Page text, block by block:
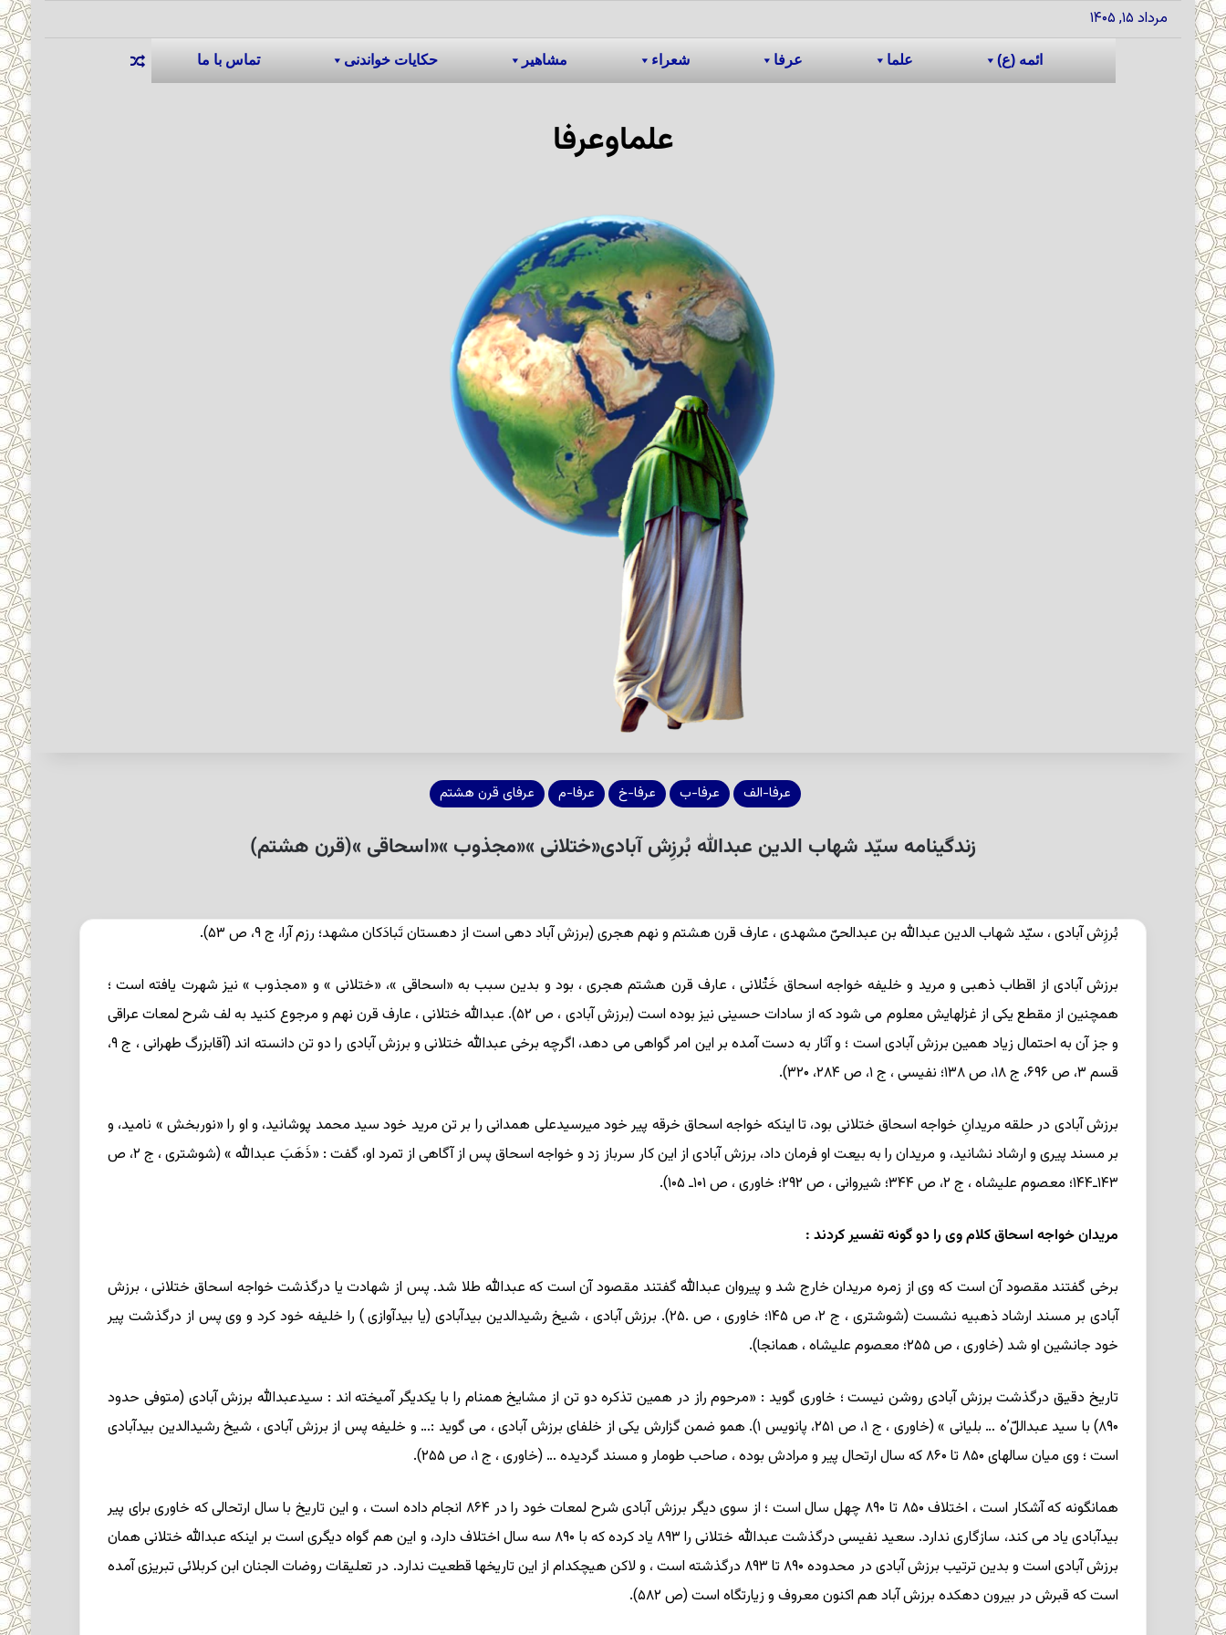
مرداد ۱۵, ۱۴۰۵
ائمه (ع) علما عرفا شعراء مشاهیر حکایات خواندنی تماس با ما نوشته تصادفی
علماوعرفا
عرفا-الف عرفا-ب عرفا-خ عرفا-م عرفای قرن هشتم
زندگینامه سیّد شهاب الدین عبدالله بُرزِش آبادی«ختلانی »«مجذوب »«اسحاقی »(قرن هشتم)
بُرزِش آبادی ، سیّد شهاب الدین عبدالله بن عبدالحیّ مشهدی ، عارف قرن هشتم و نهم هجری (برزش آباد دهی است از دهستان تَبادَکان مشهد؛ رزم آرا، ج ۹، ص ۵۳).
برزش آبادی از اقطاب ذهبی و مرید و خلیفه خواجه اسحاق خَتْلانی ، عارف قرن هشتم هجری ، بود و بدین سبب به «اسحاقی »، «ختلانی » و «مجذوب » نیز شهرت یافته است ؛
همچنین از مقطع یکی از غزلهایش معلوم می شود که از سادات حسینی نیز بوده است (برزش آبادی ، ص ۵۲). عبدالله ختلانی ، عارف قرن نهم و مرجوع کنید به لف شرح لمعات عراقی
و جز آن به احتمال زیاد همین برزش آبادی است ؛ و آثار به دست آمده بر این امر گواهی می دهد، اگرچه برخی عبدالله ختلانی و برزش آبادی را دو تن دانسته اند (آقابزرگ طهرانی ، ج ۹،
قسم ۳، ص ۶۹۶، ج ۱۸، ص ۱۳۸؛ نفیسی ، ج ۱، ص ۲۸۴، ۳۲۰).
برزش آبادی در حلقه مریدانِ خواجه اسحاق ختلانی بود، تا اینکه خواجه اسحاق خرقه پیر خود میرسیدعلی همدانی را بر تن مرید خود سید محمد پوشانید، و او را «نوربخش » نامید، و
بر مسند پیری و ارشاد نشانید، و مریدان را به بیعت او فرمان داد، برزش آبادی از این کار سرباز زد و خواجه اسحاق پس از آگاهی از تمرد او، گفت : «ذَهَبَ عبدالله » (شوشتری ، ج ۲، ص
۱۴۳ـ۱۴۴؛ معصوم علیشاه ، ج ۲، ص ۳۴۴؛ شیروانی ، ص ۲۹۲؛ خاوری ، ص ۱۰۱ـ ۱۰۵).
مریدان خواجه اسحاق کلام وی را دو گونه تفسیر کردند :
برخی گفتند مقصود آن است که وی از زمره مریدان خارج شد و پیروان عبدالله گفتند مقصود آن است که عبدالله طلا شد. پس از شهادت یا درگذشت خواجه اسحاق ختلانی ، برزش
آبادی بر مسند ارشاد ذهبیه نشست (شوشتری ، ج ۲، ص ۱۴۵؛ خاوری ، ص .۲۵). برزش آبادی ، شیخ رشیدالدین بیدآبادی (یا بیدآوازی ) را خلیفه خود کرد و وی پس از درگذشت پیر
خود جانشین او شد (خاوری ، ص ۲۵۵؛ معصوم علیشاه ، همانجا).
تاریخ دقیق درگذشت برزش آبادی روشن نیست ؛ خاوری گوید : «مرحوم راز در همین تذکره دو تن از مشایخ همنام را با یکدیگر آمیخته اند : سیدعبدالله برزش آبادی (متوفی حدود
۸۹۰) با سید عبداللّ’ه … بلیانی » (خاوری ، ج ۱، ص ۲۵۱، پانویس ۱). همو ضمن گزارش یکی از خلفای برزش آبادی ، می گوید :… و خلیفه پس از برزش آبادی ، شیخ رشیدالدین بیدآبادی
است ؛ وی میان سالهای ۸۵۰ تا ۸۶۰ که سال ارتحال پیر و مرادش بوده ، صاحب طومار و مسند گردیده … (خاوری ، ج ۱، ص ۲۵۵).
همانگونه که آشکار است ، اختلاف ۸۵۰ تا ۸۹۰ چهل سال است ؛ از سوی دیگر برزش آبادی شرح لمعات خود را در ۸۶۴ انجام داده است ، و این تاریخ با سال ارتحالی که خاوری برای پیر
بیدآبادی یاد می کند، سازگاری ندارد. سعید نفیسی درگذشت عبدالله ختلانی را ۸۹۳ یاد کرده که با ۸۹۰ سه سال اختلاف دارد، و این هم گواه دیگری است بر اینکه عبدالله ختلانی همان
برزش آبادی است و بدین ترتیب برزش آبادی در محدوده ۸۹۰ تا ۸۹۳ درگذشته است ، و لاکن هیچکدام از این تاریخها قطعیت ندارد. در تعلیقات روضات الجنان ابن کربلائی تبریزی آمده
است که قبرش در بیرون دهکده برزش آباد هم اکنون معروف و زیارتگاه است (ص ۵۸۲).